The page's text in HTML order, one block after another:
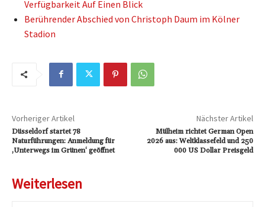
Verfügbarkeit Auf Einen Blick
Berührender Abschied von Christoph Daum im Kölner
Stadion
Vorheriger Artikel
Düsseldorf startet 78
Naturführungen: Anmeldung für
‚Unterwegs im Grünen‘ geöffnet
Nächster Artikel
Mülheim richtet German Open
2026 aus: Weltklassefeld und 250
000 US Dollar Preisgeld
Weiterlesen